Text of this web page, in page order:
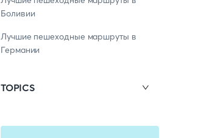
Боливии
Лучшие пешеходные маршруты в
Германии
TOPICS